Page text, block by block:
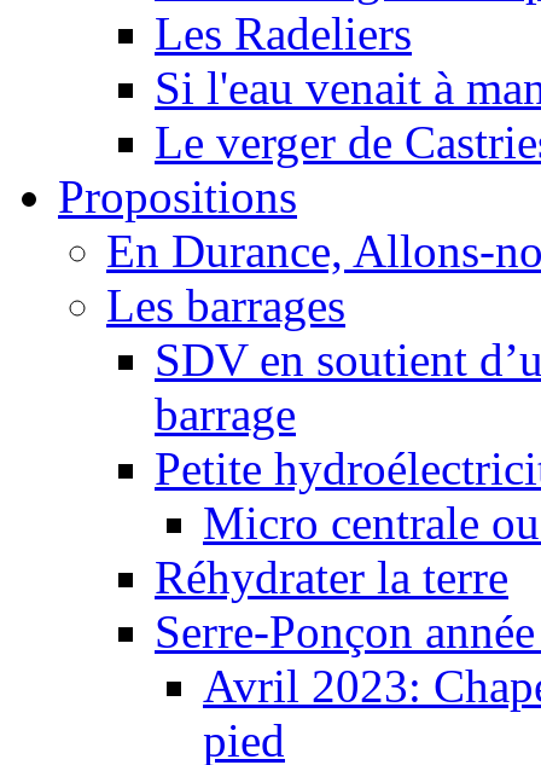
Les Radeliers
Si l'eau venait à
Le verger de
Propositions
En Durance, Allons-
Les barrages
SDV en soutient
barrage
Petite
Micro centrale
Réhydrater la terre
Serre-Ponçon
Avril 2023:
pied